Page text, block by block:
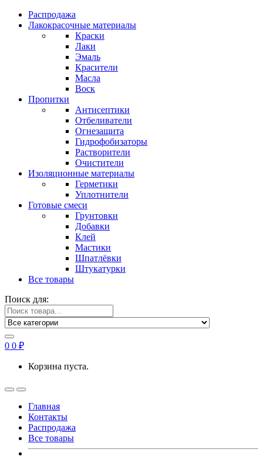
Распродажа
Лакокрасочные материалы
Краски
Лаки
Эмаль
Красители
Масла
Воск
Пропитки
Антисептики
Отбеливатели
Огнезащита
Гидрофобизаторы
Растворители
Очистители
Изоляционные материалы
Герметики
Уплотнители
Готовые смеси
Грунтовки
Добавки
Клей
Мастики
Шпатлёвки
Штукатурки
Все товары
Поиск для:
0 0 ₽
Корзина пуста.
Главная
Контакты
Распродажа
Все товары